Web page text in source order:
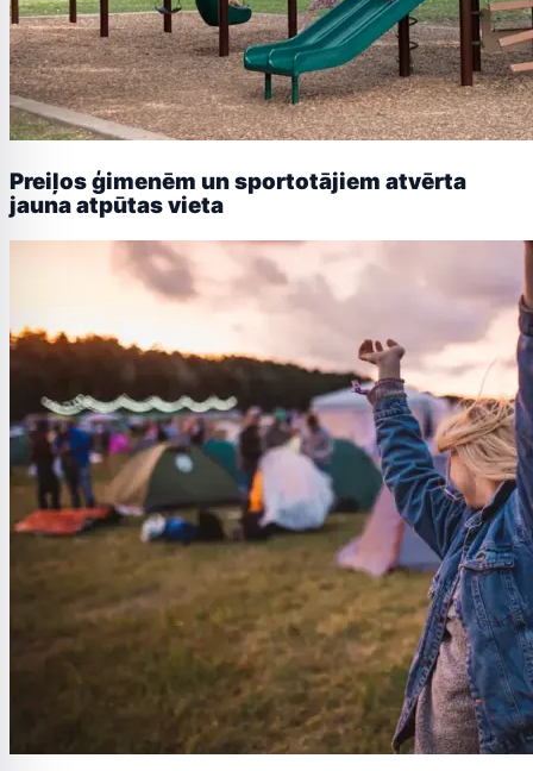
Preiļos ģimenēm un sportotājiem atvērta
jauna atpūtas vieta